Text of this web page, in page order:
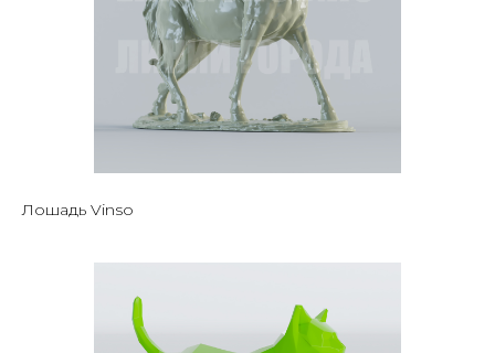
Лошадь Vinso